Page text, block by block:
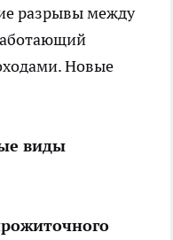
разрывы между
Новые
виды